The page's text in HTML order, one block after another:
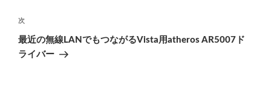
ゲ
ー
シ
次
の
投
次
最近の無線LANでもつながるVista用atheros AR5007ド
ライバー